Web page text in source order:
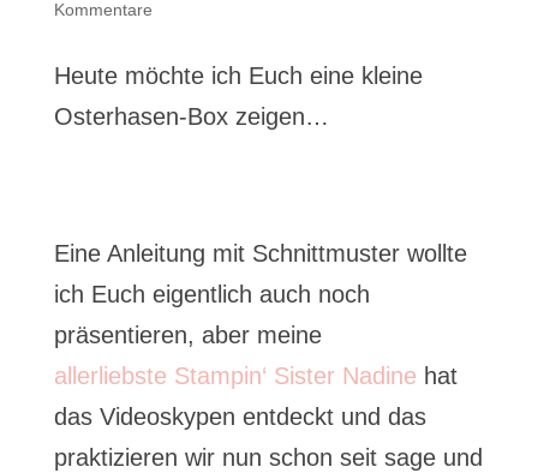
Kommentare
Heute möchte ich Euch eine kleine
Osterhasen-Box zeigen…
Eine Anleitung mit Schnittmuster wollte
ich Euch eigentlich auch noch
präsentieren, aber meine
allerliebste Stampin‘ Sister Nadine hat
das Videoskypen entdeckt und das
praktizieren wir nun schon seit sage und